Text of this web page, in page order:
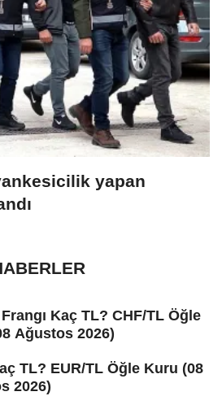
yapan
Kaç TL? CHF/TL Öğle
Ağustos 2026)
TL? EUR/TL Öğle Kuru (08
2026)